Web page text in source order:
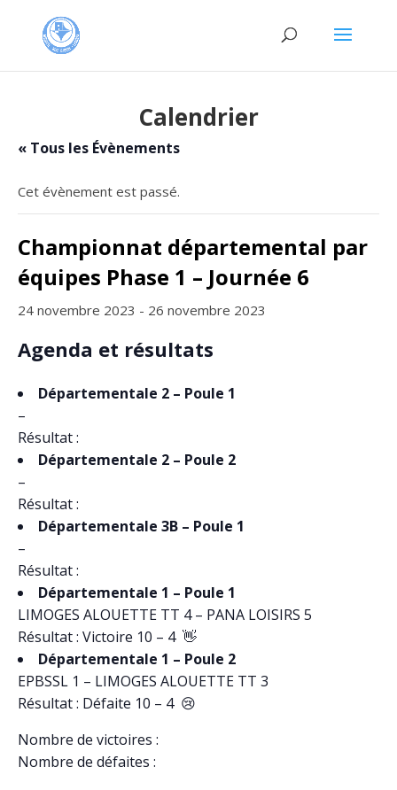
Calendrier
« Tous les Évènements
Cet évènement est passé.
Championnat départemental par
équipes Phase 1 – Journée 6
24 novembre 2023 - 26 novembre 2023
Agenda et résultats
Départementale 2 – Poule 1
–
Résultat :
Départementale 2 – Poule 2
–
Résultat :
Départementale 3B – Poule 1
–
Résultat :
Départementale 1 – Poule 1
LIMOGES ALOUETTE TT 4 – PANA LOISIRS 5
Résultat : Victoire 10 – 4 👋
Départementale 1 – Poule 2
EPBSSL 1 – LIMOGES ALOUETTE TT 3
Résultat : Défaite 10 – 4 😢
Nombre de victoires :
Nombre de défaites :